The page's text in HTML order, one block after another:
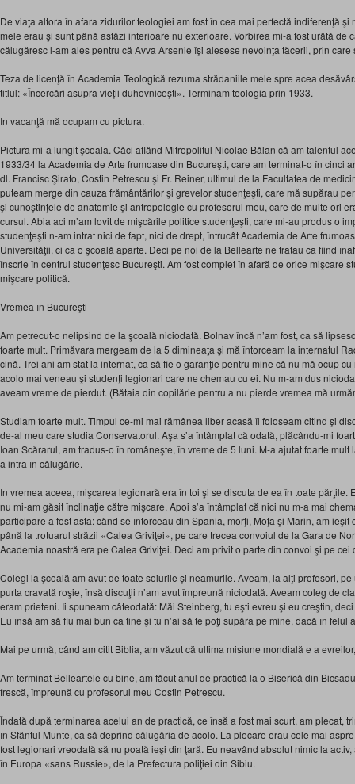
De viaţa altora în afara zidurilor teologiei am fost în cea mai perfectă indiferenţă şi
mele erau şi sunt până astăzi interioare nu exterioare. Vorbirea mi-a fost urâtă de
călugăresc l-am ales pentru că Avva Arsenie îşi alesese nevoinţa tăcerii, prin care
Teza de licenţă în Academia Teologică rezuma strădaniile mele spre acea
titlul: «Încercări asupra vieţii duhovniceşti». Terminam teologia prin 1933.
În vacanţă mă ocupam cu pictura.
Pictura mi-a lungit şcoala. Căci aflând Mitropolitul Nicolae Bălan că am talentul
1933/34 la Academia de Arte frumoase din Bucureşti, care am terminat-o în cinci
dl. Francisc Şirato, Costin Petrescu şi Fr. Reiner, ultimul de la Facultatea de
puteam merge din cauza frământărilor şi grevelor studenţeşti, care mă supărau
şi cunoştinţele de anatomie şi antropologie cu profesorul meu, care de multe ori
cursul. Abia aci m’am lovit de mişcările politice studenţeşti, care mi-au produs o
studenţeşti n-am intrat nici de fapt, nici de drept, întrucât Academia de Arte
Universităţii, ci ca o şcoală aparte. Deci pe noi de la Bellearte ne tratau ca fiind
înscrie în centrul studenţesc Bucureşti. Am fost complet în afară de orice mişcare
mişcare politică.
Vremea în Bucureşti
Am petrecut-o nelipsind de la şcoală niciodată. Bolnav încă n’am fost, ca să
foarte mult. Primăvara mergeam de la 5 dimineaţa şi mă întorceam la internatul
cină. Trei ani am stat la internat, ca să fie o garanţie pentru mine că nu mă ocup
acolo mai veneau şi studenţi legionari care ne chemau cu ei. Nu m-am dus
aveam vreme de pierdut. (Bătaia din copilărie pentru a nu pierde vremea mă
Studiam foarte mult. Timpul ce-mi mai rămânea liber acasă îl foloseam citind şi
de-al meu care studia Conservatorul. Aşa s’a întâmplat că odată, plăcându-mi
Ioan Scărarul, am tradus-o în româneşte, în vreme de 5 luni. M-a ajutat foarte
a intra în călugărie.
În vremea aceea, mişcarea legionară era în toi şi se discuta de ea în toate părţile.
nu mi-am găsit înclinaţie către mişcare. Apoi s’a întâmplat că nici nu m-a mai
participare a fost asta: când se întorceau din Spania, morţi, Moţa şi Marin, am
până la trotuarul străzii «Calea Griviţei», pe care trecea convoiul de la Gara de
Academia noastră era pe Calea Griviţei. Deci am privit o parte din convoi şi pe cei
Colegi la şcoală am avut de toate soiurile şi neamurile. Aveam, la alţi profesori,
purta cravată roşie, însă discuţii n’am avut împreună niciodată. Aveam coleg de
eram prieteni. Îi spuneam câteodată: Măi Steinberg, tu eşti evreu şi eu creştin,
Eu însă am să fiu mai bun ca tine şi tu n’ai să te poţi supăra pe mine, dacă în felul
Mai pe urmă, când am citit Biblia, am văzut că ultima misiune mondială e a
Am terminat Belleartele cu bine, am făcut anul de practică la o Biserică din
frescă, împreună cu profesorul meu Costin Petrescu.
Îndată după terminarea acelui an de practică, ce însă a fost mai scurt, am plecat,
în Sfântul Munte, ca să deprind călugăria de acolo. La plecare erau cele mai
fost legionari vreodată să nu poată ieşi din ţară. Eu neavând absolut nimic la
în Europa «sans Russie», de la Prefectura poliţiei din Sibiu.